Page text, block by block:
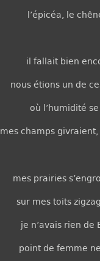
l’épicéa, le
il fallait bien
nous étions un de
où l’humidité
mes champs
mes prairies
sur mes toits
je n’avais rien de
point de femme